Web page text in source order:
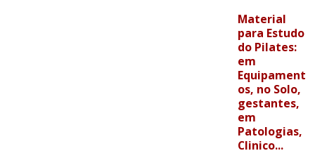
Material
para Estudo
do Pilates:
em
Equipament
os, no Solo,
gestantes,
em
Patologias,
Clinico...